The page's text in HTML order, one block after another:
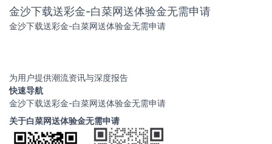
金沙下载送彩金-白菜网送体验金无需申请
金沙下载送彩金-白菜网送体验金无需申请
为用户提供潮流资讯与深度报告
快速导航
金沙下载送彩金-白菜网送体验金无需申请
关于白菜网送体验金无需申请